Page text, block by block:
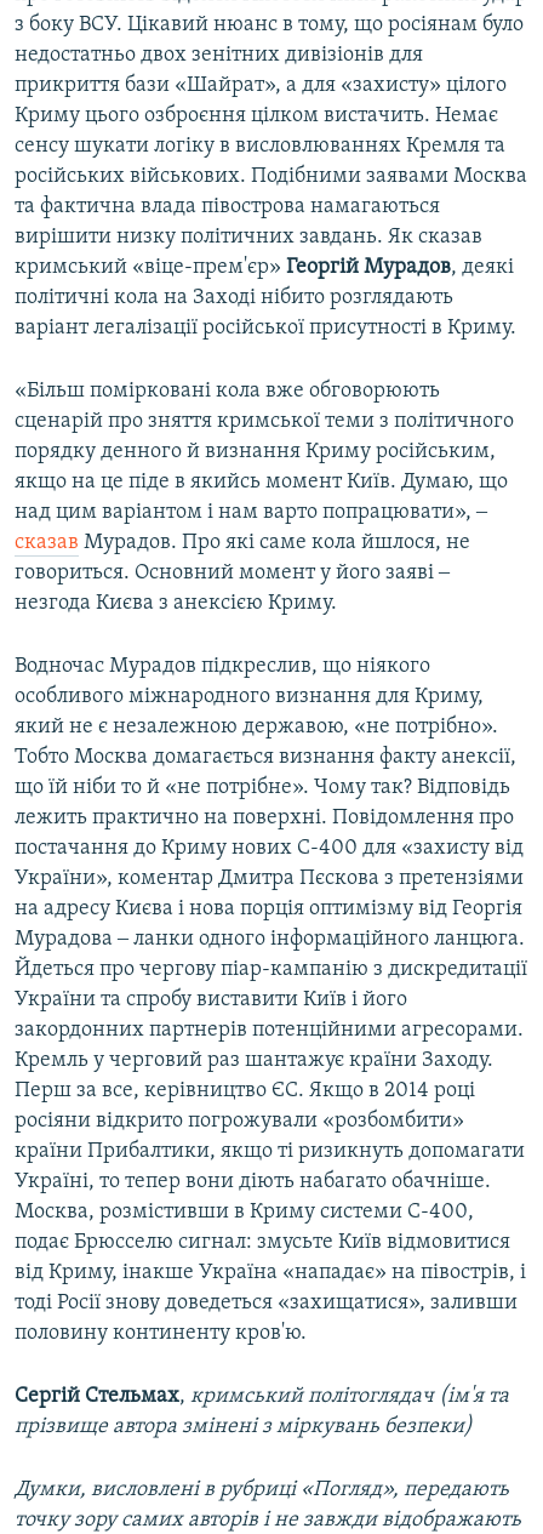
з боку ВСУ. Цікавий нюанс в тому, що росіянам було
недостатньо двох зенітних дивізіонів для
прикриття бази «Шайрат», а для «захисту» цілого
Криму цього озброєння цілком вистачить. Немає
сенсу шукати логіку в висловлюваннях Кремля та
російських військових. Подібними заявами Москва
та фактична влада півострова намагаються
вирішити низку політичних завдань. Як сказав
кримський «віце-прем'єр» Георгій Мурадов, деякі
політичні кола на Заході нібито розглядають
варіант легалізації російської присутності в Криму.
«Більш помірковані кола вже обговорюють
сценарій про зняття кримської теми з політичного
порядку денного й визнання Криму російським,
якщо на це піде в якийсь момент Київ. Думаю, що
над цим варіантом і нам варто попрацювати», ‒
сказав Мурадов. Про які саме кола йшлося, не
говориться. Основний момент у його заяві ‒
незгода Києва з анексією Криму.
Водночас Мурадов підкреслив, що ніякого
особливого міжнародного визнання для Криму,
який не є незалежною державою, «не потрібно».
Тобто Москва домагається визнання факту анексії,
що їй ніби то й «не потрібне». Чому так? Відповідь
лежить практично на поверхні. Повідомлення про
постачання до Криму нових С-400 для «захисту від
України», коментар Дмитра Пєскова з претензіями
на адресу Києва і нова порція оптимізму від Георгія
Мурадова ‒ ланки одного інформаційного ланцюга.
Йдеться про чергову піар-кампанію з дискредитації
України та спробу виставити Київ і його
закордонних партнерів потенційними агресорами.
Кремль у черговий раз шантажує країни Заходу.
Перш за все, керівництво ЄС. Якщо в 2014 році
росіяни відкрито погрожували «розбомбити»
країни Прибалтики, якщо ті ризикнуть допомагати
Україні, то тепер вони діють набагато обачніше.
Москва, розмістивши в Криму системи С-400,
подає Брюсселю сигнал: змусьте Київ відмовитися
від Криму, інакше Україна «нападає» на півострів, і
тоді Росії знову доведеться «захищатися», заливши
половину континенту кров'ю.
Сергій Стельмах, кримський політоглядач (ім'я та
прізвище автора змінені з міркувань безпеки)
Думки, висловлені в рубриці «Погляд», передають
точку зору самих авторів і не завжди відображають